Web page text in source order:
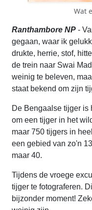
Wat
Ranthambore NP -
gegaan, waar ik
drukte, herrie, stof,
de trein naar Swai
weinig te beleven,
staat bekend om zijn
De Bengaalse tijger is
om een tijger in het
maar 750 tijgers in
een gebied van zo'n
maar 40.
Tijdens de vroege
tijger te fotograferen.
bijzonder moment!